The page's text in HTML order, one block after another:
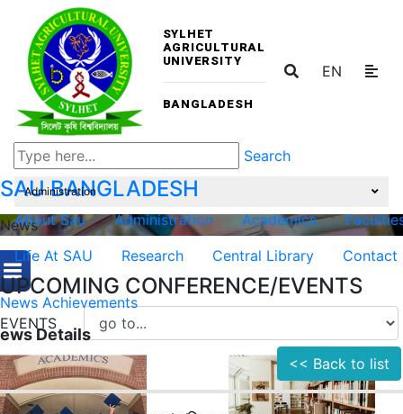
SYLHET
AGRICULTURAL
UNIVERSITY
BANGLADESH
EN
Search
SAUBANGLADESH
About Sau Administration Academics
Life At SAU
Research Central Library Contact
UPCOMING CONFERENCE/EVENTS
EVENTS
Administration
News
News Achievements
Details
<< Back to list